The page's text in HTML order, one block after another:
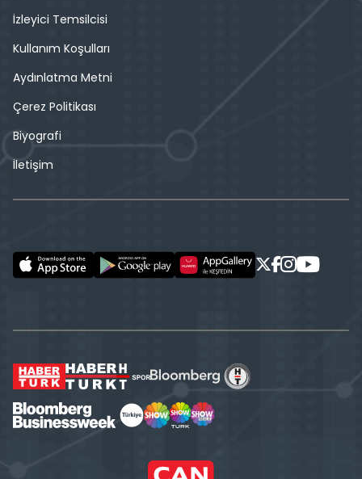
İzleyici Temsilcisi
Kullanım Koşulları
Aydınlatma Metni
Çerez Politikası
Biyografi
İletişim